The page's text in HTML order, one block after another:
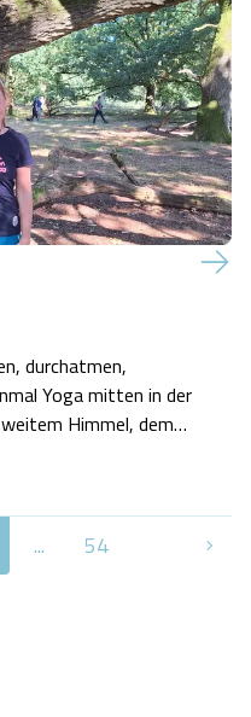
durchatmen,
Yoga mitten in der
Himmel, dem
... 54